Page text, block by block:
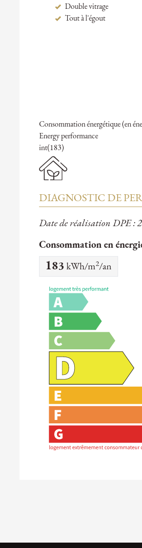
Double vitrage
Tout à l'égout
Consommation énergétique (en
Energy performance
int(183)
DIAGNOSTIC DE
Date de réalisation DPE :
Consommation en
183 kWh/m2/an